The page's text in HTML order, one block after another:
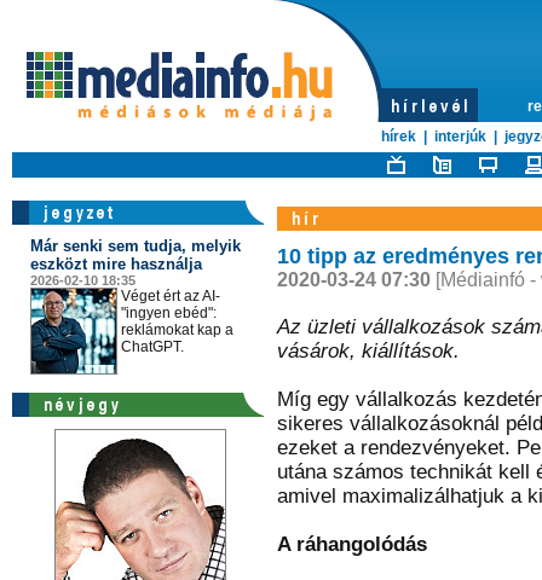
hírek
interjúk
Már senki sem tudja, melyik
eszközt mire használja
2026-02-10 18:35
Véget ért az AI-
"ingyen ebéd":
reklámokat kap a
ChatGPT.
10 tipp az eredményes
2020-03-24 07:30[Médiainfó -
Az üzleti vállalkozások
vásárok, kiállítások.
Míg egy vállalkozás
sikeres vállalkozásoknál
ezeket a rendezvényeket.
utána számos technikát kell
amivel maximalizálhatjuk a
A ráhangolódás